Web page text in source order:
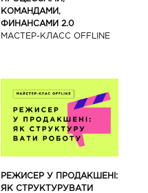
КОМАНДАМИ,
ФИНАНСАМИ 2.0
МАСТЕР-КЛАСС OFFLINE
РЕЖИСЕР У ПРОДАКШЕНІ:
ЯК СТРУКТУРУВАТИ